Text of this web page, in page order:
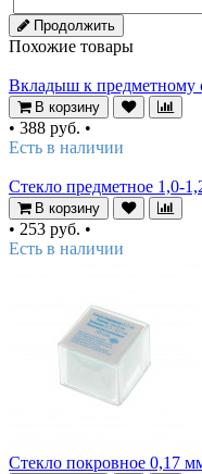
Продолжить
Похожие товары
Вкладыш к
В корзину
• 388 руб. •
Есть в наличии
Стекло предметное 1,0-
В корзину
• 253 руб. •
Есть в наличии
Стекло покровное 0,17